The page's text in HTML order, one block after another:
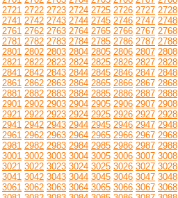
2721 2722 2723 2724 2725 2726 2727 2728
2741 2742 2743 2744 2745 2746 2747 2748
2761 2762 2763 2764 2765 2766 2767 2768
2781 2782 2783 2784 2785 2786 2787 2788
2801 2802 2803 2804 2805 2806 2807 2808
2821 2822 2823 2824 2825 2826 2827 2828
2841 2842 2843 2844 2845 2846 2847 2848
2861 2862 2863 2864 2865 2866 2867 2868
2881 2882 2883 2884 2885 2886 2887 2888
2901 2902 2903 2904 2905 2906 2907 2908
2921 2922 2923 2924 2925 2926 2927 2928
2941 2942 2943 2944 2945 2946 2947 2948
2961 2962 2963 2964 2965 2966 2967 2968
2981 2982 2983 2984 2985 2986 2987 2988
3001 3002 3003 3004 3005 3006 3007 3008
3021 3022 3023 3024 3025 3026 3027 3028
3041 3042 3043 3044 3045 3046 3047 3048
3061 3062 3063 3064 3065 3066 3067 3068